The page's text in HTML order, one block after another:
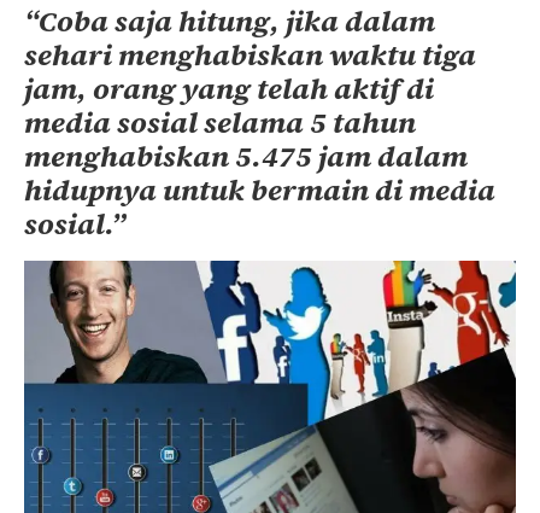
“Coba saja hitung, jika dalam
sehari menghabiskan waktu tiga
jam, orang yang telah aktif di
media sosial selama 5 tahun
menghabiskan 5.475 jam dalam
hidupnya untuk bermain di media
sosial.”